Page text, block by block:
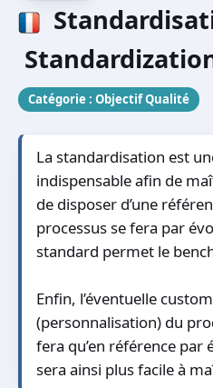
Catégorie : Objectif Qualité
La standardisation est
indispensable afin de
de disposer d’une
processus se fera par
standard permet le
Enfin, l’éventuelle
(personnalisation) du
fera qu’en référence par
sera ainsi plus facile à